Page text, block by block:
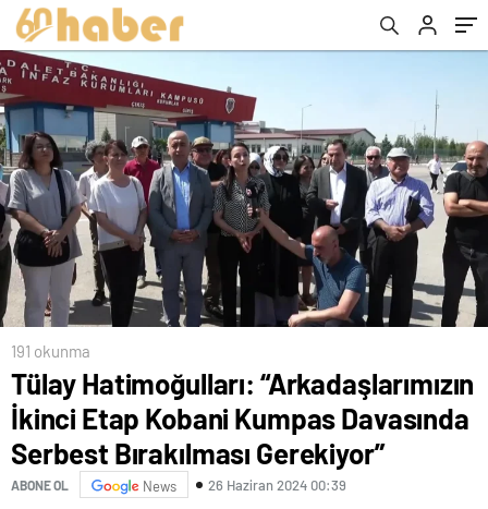
Bırakılması Gerekiyor”
191 okunma
Tülay Hatimoğulları: “Arkadaşlarımızın
İkinci Etap Kobani Kumpas Davasında
Serbest Bırakılması Gerekiyor”
ABONE OL News 26 Haziran 2024 00:39